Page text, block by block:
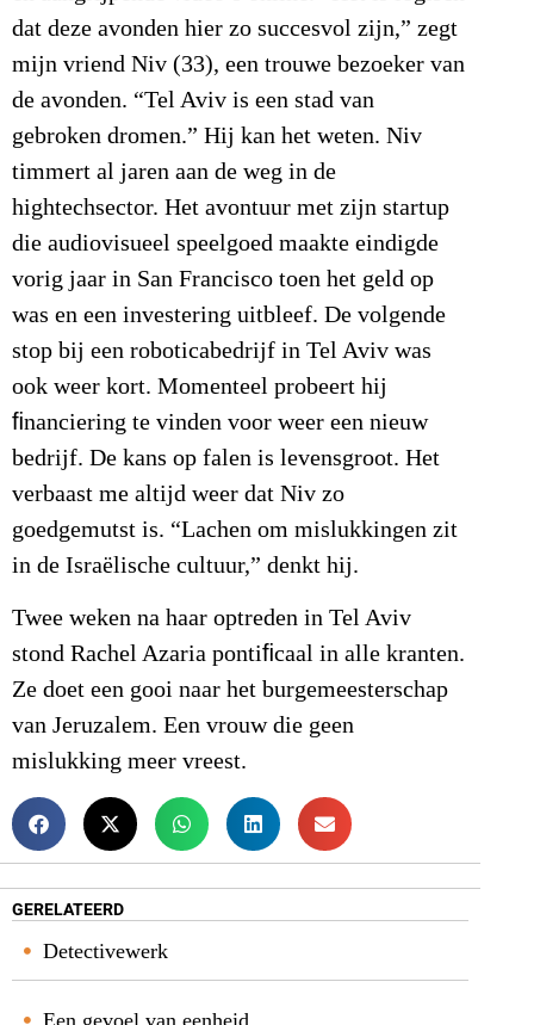
dat deze avonden hier zo succesvol zijn,” zegt
mijn vriend Niv (33), een trouwe bezoeker van
de avonden. “Tel Aviv is een stad van
gebroken dromen.” Hij kan het weten. Niv
timmert al jaren aan de weg in de
hightechsector. Het avontuur met zijn startup
die audiovisueel speelgoed maakte eindigde
vorig jaar in San Francisco toen het geld op
was en een investering uitbleef. De volgende
stop bij een roboticabedrijf in Tel Aviv was
ook weer kort. Momenteel probeert hij
ﬁnanciering te vinden voor weer een nieuw
bedrijf. De kans op falen is levensgroot. Het
verbaast me altijd weer dat Niv zo
goedgemutst is. “Lachen om mislukkingen zit
in de Israëlische cultuur,” denkt hij.
Twee weken na haar optreden in Tel Aviv
stond Rachel Azaria pontiﬁcaal in alle kranten.
Ze doet een gooi naar het burgemeesterschap
van Jeruzalem. Een vrouw die geen
mislukking meer vreest.
GERELATEERD
Detectivewerk
Een gevoel van eenheid